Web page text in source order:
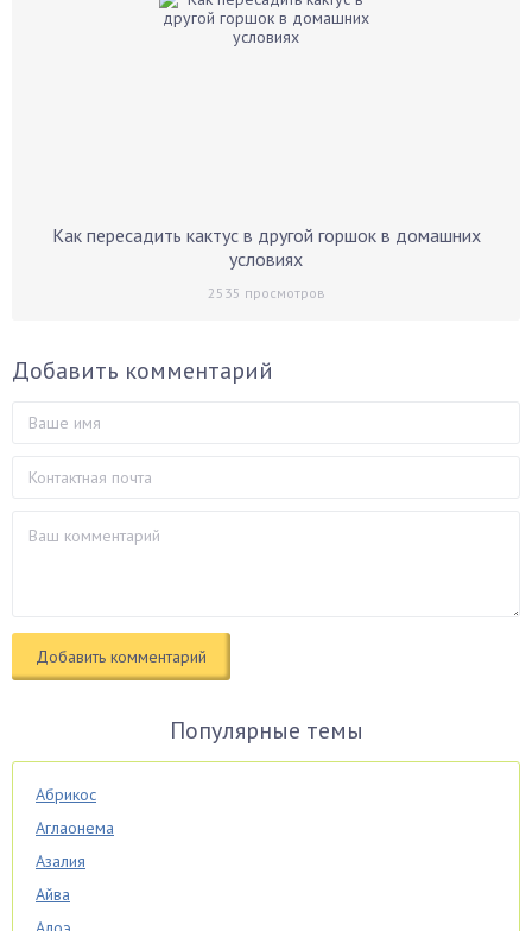
Как пересадить кактус в другой горшок в домашних
условиях
2535 просмотров
Добавить комментарий
Популярные темы
Абрикос
Аглаонема
Азалия
Айва